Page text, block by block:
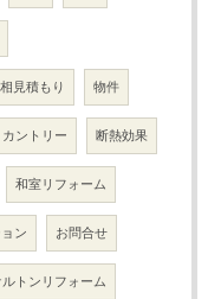
相見積もり 物件
カントリー 断熱効果
和室リフォーム
ン お問合せ
ルトンリフォーム